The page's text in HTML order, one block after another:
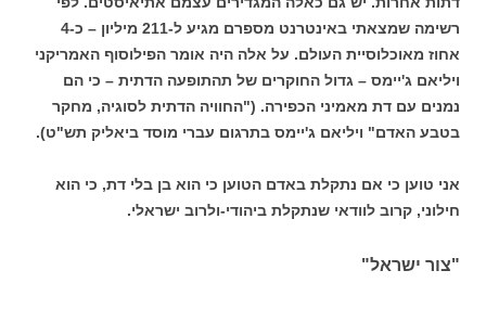
רשימה שמצאתי באינטרנט מספרם מגיע ל-211 מיליון – כ-4
אחוז מאוכלוסיית העולם. על אלה היה אומר הפילוסוף האמריקני
ויליאם ג'יימס – גדול החוקרים של תהתופעה הדתית – כי הם
נמנים עם דת מאמיני הכפירה. ("החוויה הדתית לסוגיה, מחקר
בטבע האדם" ויליאם ג'יימס בתרגום עברי מוסד ביאליק תש"ט).
אני טוען כי אם נתקלת באדם הטוען כי הוא בן בלי דת, כי הוא
חילוני, קרוב לוודאי שנתקלת ביהודי-ולרוב ישראלי.
"צור ישראל"